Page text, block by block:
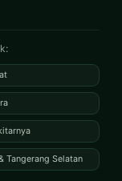
Tangerang Selatan